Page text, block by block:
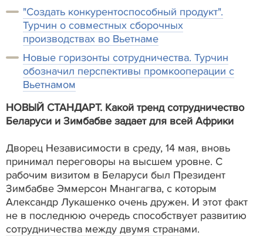
"Создать конкурентоспособный продукт".
Турчин о совместных сборочных
производствах во Вьетнаме
Новые горизонты сотрудничества. Турчин
обозначил перспективы промкооперации с
Вьетнамом
НОВЫЙ СТАНДАРТ. Какой тренд сотрудничество
Беларуси и Зимбабве задает для всей Африки
Дворец Независимости в среду, 14 мая, вновь
принимал переговоры на высшем уровне. С
рабочим визитом в Беларуси был Президент
Зимбабве Эммерсон Мнангагва, с которым
Александр Лукашенко очень дружен. И этот факт
не в последнюю очередь способствует развитию
сотрудничества между двумя странами.